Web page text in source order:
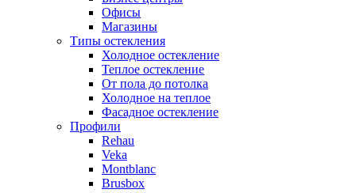
Офисы
Магазины
Типы остекления
Холодное остекление
Теплое остекление
От пола до потолка
Холодное на теплое
Фасадное остекление
Профили
Rehau
Veka
Montblanc
Brusbox